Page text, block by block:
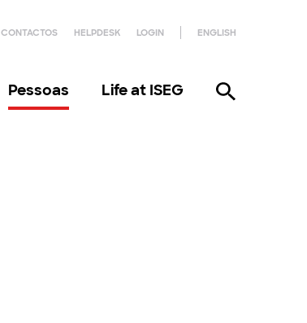
CONTACTOS HELPDESK LOGIN ENGLISH
Pessoas Life at ISEG